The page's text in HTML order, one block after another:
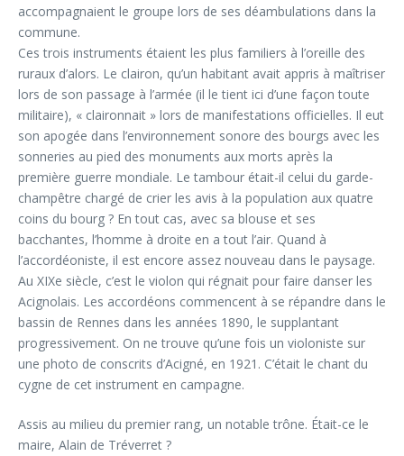
accompagnaient le groupe lors de ses déambulations dans la
commune.
Ces trois instruments étaient les plus familiers à l’oreille des
ruraux d’alors. Le clairon, qu’un habitant avait appris à maîtriser
lors de son passage à l’armée (il le tient ici d’une façon toute
militaire), « claironnait » lors de manifestations officielles. Il eut
son apogée dans l’environnement sonore des bourgs avec les
sonneries au pied des monuments aux morts après la
première guerre mondiale. Le tambour était-il celui du garde-
champêtre chargé de crier les avis à la population aux quatre
coins du bourg ? En tout cas, avec sa blouse et ses
bacchantes, l’homme à droite en a tout l’air. Quand à
l’accordéoniste, il est encore assez nouveau dans le paysage.
Au XIXe siècle, c’est le violon qui régnait pour faire danser les
Acignolais. Les accordéons commencent à se répandre dans le
bassin de Rennes dans les années 1890, le supplantant
progressivement. On ne trouve qu’une fois un violoniste sur
une photo de conscrits d’Acigné, en 1921. C’était le chant du
cygne de cet instrument en campagne.
Assis au milieu du premier rang, un notable trône. Était-ce le
maire, Alain de Tréverret ?